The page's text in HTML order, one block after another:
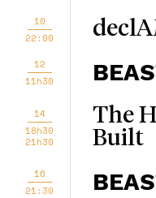
10
22:00
12
11h30
14
18h30
21h30
The
Built
16
21:30